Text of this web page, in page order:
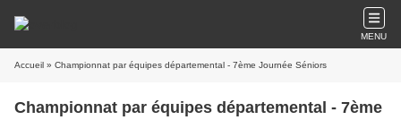
MENU
Accueil » Championnat par équipes départemental - 7ème Journée Séniors
Championnat par équipes départemental - 7ème